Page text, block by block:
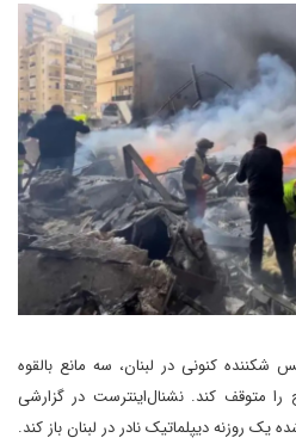
کنونی در لبنان، سه مانع بالقوه
متوقف کند. نشنال‌اینترست در گزارشی
روزنه دیپلماتیک نادر در لبنان باز کند.